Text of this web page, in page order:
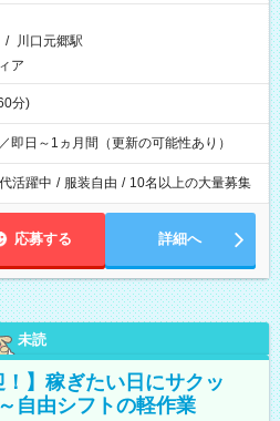
/ 川口元郷駅
ア
分)
即日～1ヵ月間（更新の可能性あり）
活躍中 / 服装自由 / 10名以上の大量募集
応募する 詳細へ
未読
！】稼ぎたい日にサクッ
自由シフトの軽作業